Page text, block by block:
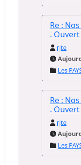
Re :
.
rjte
Les
Re :
.
rjte
Les